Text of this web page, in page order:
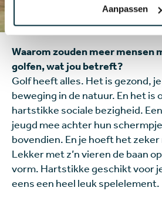
Aanpassen
Waarom zouden meer mensen
golfen, wat jou betreft?
Golf heeft alles. Het is gezond,
beweging in de natuur. En het is
hartstikke sociale bezigheid.
jeugd mee achter hun
bovendien. En je hoeft het
Lekker met z’n vieren de baan
vorm. Hartstikke geschikt voor
eens een heel leuk spelelement.